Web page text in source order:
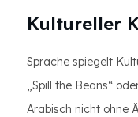
Kultureller
Sprache spiegelt
„Spill the Beans“
Arabisch nicht ohne